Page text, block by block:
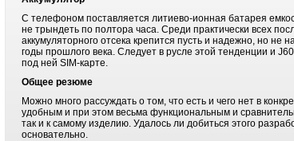
С телефоном поставляется литиево-ионная батарея
не трындеть по полтора часа. Среди практически всех
аккумуляторного отсека крепится пусть и надежно, но не
годы прошлого века. Следует в русле этой тенденции и
под ней SIM-карте.
Общее резюме
Можно много рассуждать о том, что есть и чего нет в
удобным и при этом весьма функциональным и
так и к самому изделию. Удалось ли добиться этого
основательно.